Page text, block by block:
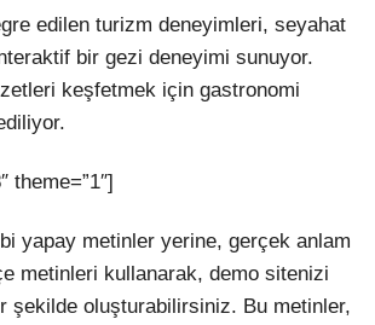
edilen turizm deneyimleri, seyahat
bir gezi deneyimi sunuyor.
keşfetmek için gastronomi
theme=”1″]
yapay metinler yerine, gerçek anlam
metinleri kullanarak, demo sitenizi
şekilde oluşturabilirsiniz. Bu metinler,